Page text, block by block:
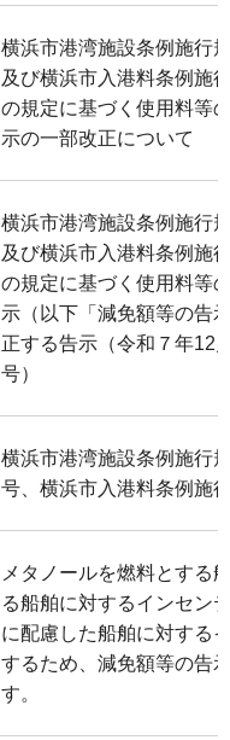
横浜市港湾施設条例施行
及び横浜市入港料条例施
の規定に基づく使用料等
示の一部改正について
横浜市港湾施設条例施行
及び横浜市入港料条例施
の規定に基づく使用料等
示（以下「減免額等の告
正する告示（令和７年12
号）
横浜市港湾施設条例施行
号、横浜市入港料条例施
メタノールを燃料とする
る船舶に対するインセン
に配慮した船舶に対する
するため、減免額等の告
す。